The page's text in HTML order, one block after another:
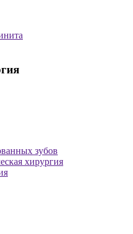
зубов
хирургия